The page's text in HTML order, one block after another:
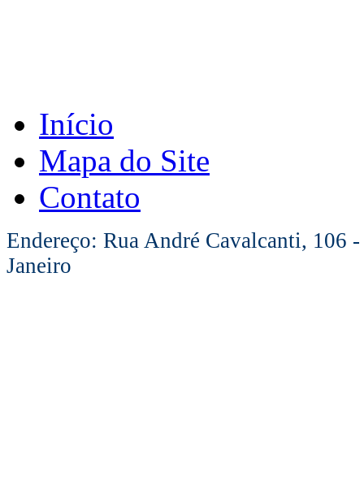
Início
Mapa do Site
Contato
Endereço: Rua André Cavalcanti, 106
Janeiro